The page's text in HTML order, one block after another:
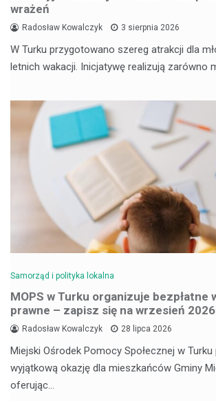
wrażeń
Radosław Kowalczyk 3 sierpnia 2026
W Turku przygotowano szereg atrakcji dla
letnich wakacji. Inicjatywę realizują zarówno
Samorząd i polityka lokalna
MOPS w Turku organizuje bezpłatne
prawne – zapisz się na wrzesień
Radosław Kowalczyk 28 lipca 2026
Miejski Ośrodek Pomocy Społecznej w Turku
wyjątkową okazję dla mieszkańców Gminy
oferując…